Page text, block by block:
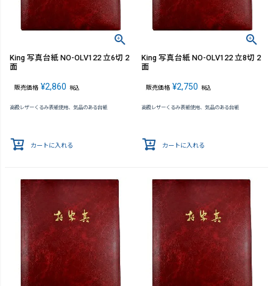
King 写真台紙 NO-OLV122 立6切 2
面
販売価格 ¥2,860 税込
高級レザーくるみ表紙使用、気品のある台紙
カートに入れる
King 写真台紙 NO-OLV122 立8切 2
面
販売価格 ¥2,750 税込
高級レザーくるみ表紙使用、気品のある台紙
カートに入れる